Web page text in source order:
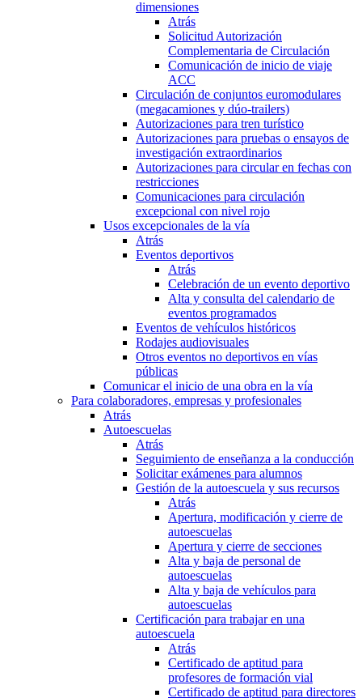
dimensiones
Atrás
Solicitud Autorización
Complementaria de Circulación
Comunicación de inicio de viaje
ACC
Circulación de conjuntos euromodulares
(megacamiones y dúo-trailers)
Autorizaciones para tren turístico
Autorizaciones para pruebas o ensayos de
investigación extraordinarios
Autorizaciones para circular en fechas con
restricciones
Comunicaciones para circulación
excepcional con nivel rojo
Usos excepcionales de la vía
Atrás
Eventos deportivos
Atrás
Celebración de un evento deportivo
Alta y consulta del calendario de
eventos programados
Eventos de vehículos históricos
Rodajes audiovisuales
Otros eventos no deportivos en vías
públicas
Comunicar el inicio de una obra en la vía
Para colaboradores, empresas y profesionales
Atrás
Autoescuelas
Atrás
Seguimiento de enseñanza a la conducción
Solicitar exámenes para alumnos
Gestión de la autoescuela y sus recursos
Atrás
Apertura, modificación y cierre de
autoescuelas
Apertura y cierre de secciones
Alta y baja de personal de
autoescuelas
Alta y baja de vehículos para
autoescuelas
Certificación para trabajar en una
autoescuela
Atrás
Certificado de aptitud para
profesores de formación vial
Certificado de aptitud para directores